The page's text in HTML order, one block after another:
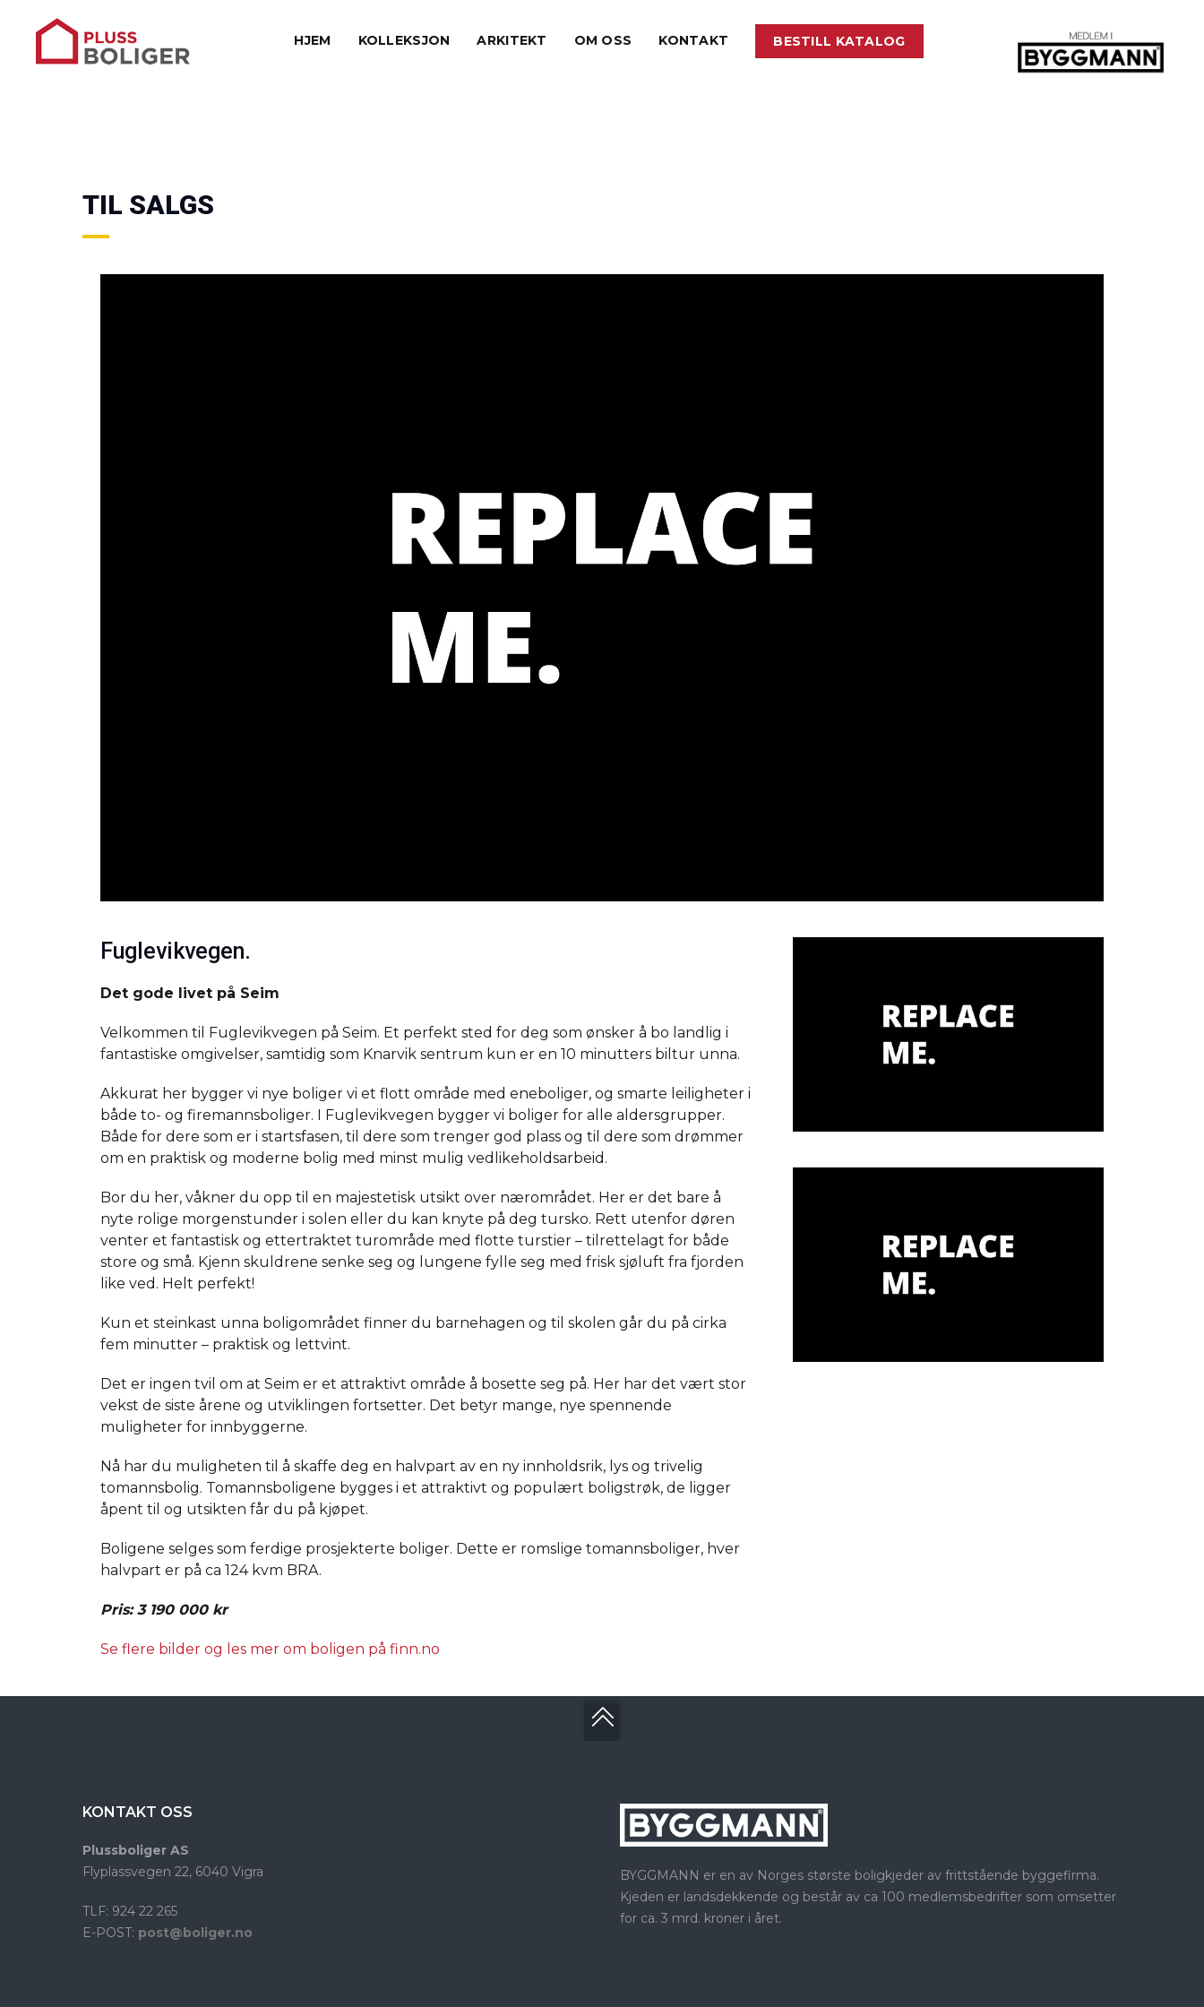
HJEM KOLLEKSJON ARKITEKT OM OSS KONTAKT BESTILL KATALOG
TIL SALGS
Fuglevikvegen.
Det gode livet på Seim
Velkommen til Fuglevikvegen på Seim. Et perfekt sted for deg som ønsker å bo landlig i
fantastiske omgivelser, samtidig som Knarvik sentrum kun er en 10 minutters biltur unna.
Akkurat her bygger vi nye boliger vi et flott område med eneboliger, og smarte leiligheter i
både to- og firemannsboliger. I Fuglevikvegen bygger vi boliger for alle aldersgrupper.
Både for dere som er i startsfasen, til dere som trenger god plass og til dere som drømmer
om en praktisk og moderne bolig med minst mulig vedlikeholdsarbeid.
Bor du her, våkner du opp til en majestetisk utsikt over nærområdet. Her er det bare å
nyte rolige morgenstunder i solen eller du kan knyte på deg tursko. Rett utenfor døren
venter et fantastisk og ettertraktet turområde med flotte turstier – tilrettelagt for både
store og små. Kjenn skuldrene senke seg og lungene fylle seg med frisk sjøluft fra fjorden
like ved. Helt perfekt!
Kun et steinkast unna boligområdet finner du barnehagen og til skolen går du på cirka
fem minutter – praktisk og lettvint.
Det er ingen tvil om at Seim er et attraktivt område å bosette seg på. Her har det vært stor
vekst de siste årene og utviklingen fortsetter. Det betyr mange, nye spennende
muligheter for innbyggerne.
Nå har du muligheten til å skaffe deg en halvpart av en ny innholdsrik, lys og trivelig
tomannsbolig. Tomannsboligene bygges i et attraktivt og populært boligstrøk, de ligger
åpent til og utsikten får du på kjøpet.
Boligene selges som ferdige prosjekterte boliger. Dette er romslige tomannsboliger, hver
halvpart er på ca 124 kvm BRA.
Pris: 3 190 000 kr
Se flere bilder og les mer om boligen på finn.no
KONTAKT OSS
Plussboliger AS
Flyplassvegen 22, 6040 Vigra
TLF: 924 22 265
E-POST: post@boliger.no
BYGGMANN er en av Norges største boligkjeder av frittstående byggefirma.
Kjeden er landsdekkende og består av ca 100 medlemsbedrifter som omsetter
for ca. 3 mrd. kroner i året.